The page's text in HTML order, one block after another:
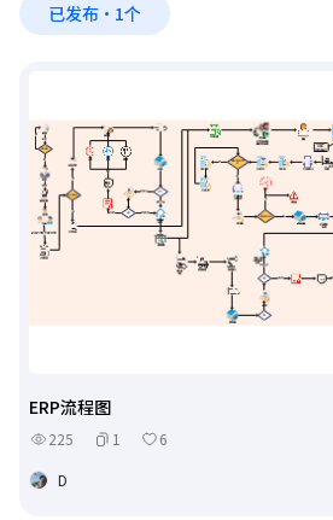
已发布·1个
ERP流程图
225 1
6
D